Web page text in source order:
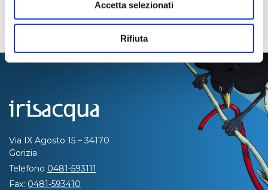
Accetta selezionati
Rifiuta
Via IX Agosto 15 – 34170
Gorizia
Telefono 0481-593111
Fax: 0481-593410